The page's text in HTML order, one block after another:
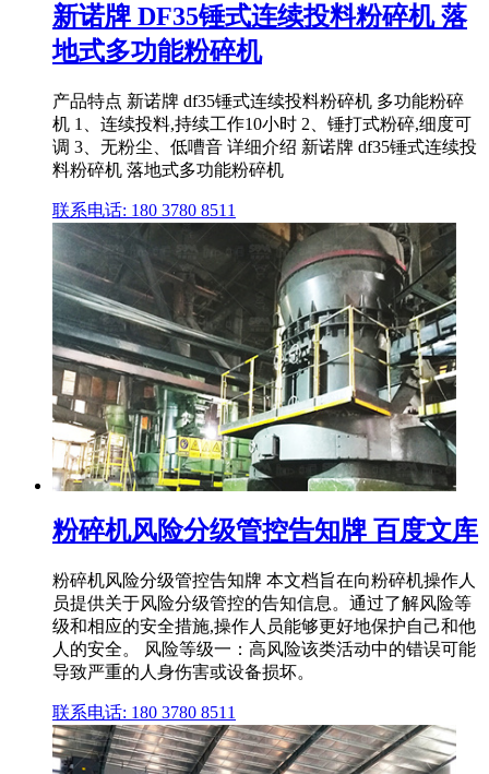
新诺牌 DF35锤式连续投料粉碎机 落
地式多功能粉碎机
产品特点 新诺牌 df35锤式连续投料粉碎机 多功能粉碎
机 1、连续投料,持续工作10小时 2、锤打式粉碎,细度可
调 3、无粉尘、低嘈音 详细介绍 新诺牌 df35锤式连续投
料粉碎机 落地式多功能粉碎机
联系电话: 180 3780 8511
粉碎机风险分级管控告知牌 百度文库
粉碎机风险分级管控告知牌 本文档旨在向粉碎机操作人
员提供关于风险分级管控的告知信息。通过了解风险等
级和相应的安全措施,操作人员能够更好地保护自己和他
人的安全。 风险等级一：高风险该类活动中的错误可能
导致严重的人身伤害或设备损坏。
联系电话: 180 3780 8511